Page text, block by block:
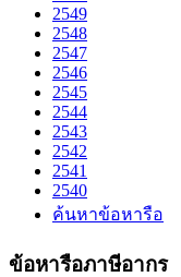
2549
2548
2547
2546
2545
2544
2543
2542
2541
2540
ค้นหาข้อหารือ
ข้อหารือภาษีอากร